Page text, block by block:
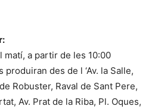
matí, a partir de les 10:00
des de l ‘Av. la Salle,
Robuster, Raval de Sant Pere,
Av. Prat de la Riba, Pl. Oques,